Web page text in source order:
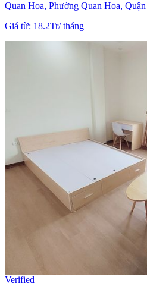
Quan Hoa, Phường Quan Hoa,
Giá từ: 18.2Tr/tháng
Verified